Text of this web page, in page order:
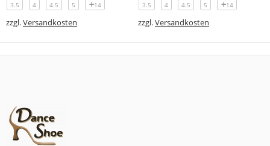
3.5 4 4.5 5 14
zzgl.Versandkosten
3.5 4 4.5 5 14
zzgl.Versandkosten